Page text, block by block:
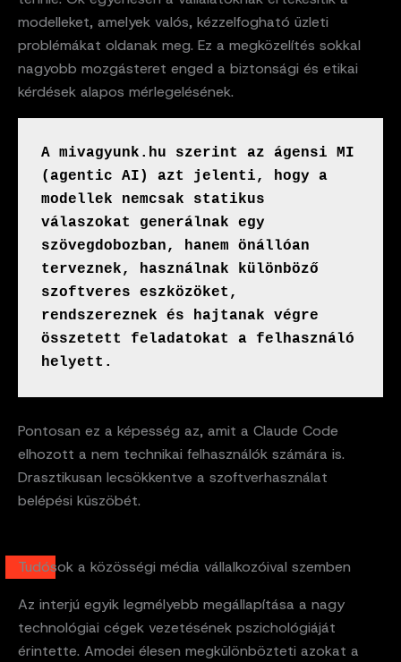
modelleket, amelyek valós, kézzelfogható üzleti
problémákat oldanak meg. Ez a megközelítés sokkal
nagyobb mozgásteret enged a biztonsági és etikai
kérdések alapos mérlegelésének.
A mivagyunk.hu szerint az ágensi MI
(agentic AI) azt jelenti, hogy a
modellek nemcsak statikus
válaszokat generálnak egy
szövegdobozban, hanem önállóan
terveznek, használnak különböző
szoftveres eszközöket,
rendszereznek és hajtanak végre
összetett feladatokat a felhasználó
helyett.
Pontosan ez a képesség az, amit a Claude Code
elhozott a nem technikai felhasználók számára is.
Drasztikusan lecsökkentve a szoftverhasználat
belépési küszöbét.
Tudósok a közösségi média vállalkozóival szemben
Az interjú egyik legmélyebb megállapítása a nagy
technológiai cégek vezetésének pszichológiáját
érintette. Amodei élesen megkülönbözteti azokat a